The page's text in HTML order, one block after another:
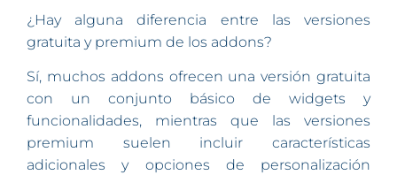
¿Hay alguna diferencia entre las versiones
gratuita y premium de los addons?
Sí, muchos addons ofrecen una versión gratuita
con un conjunto básico de widgets y
funcionalidades, mientras que las versiones
premium suelen incluir características
adicionales y opciones de personalización